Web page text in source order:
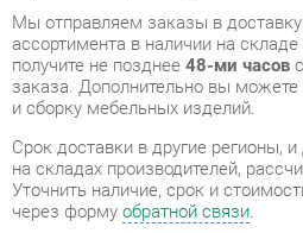
Срок доставки в другие регионы, и
на складах производителей,
Уточнить наличие, срок и
через формуобратной связи.
В любой момент до передачи заказа
течение 7-ми дней после
изменить выборили принять
Несмотря на качественную
могут быть повреждены при